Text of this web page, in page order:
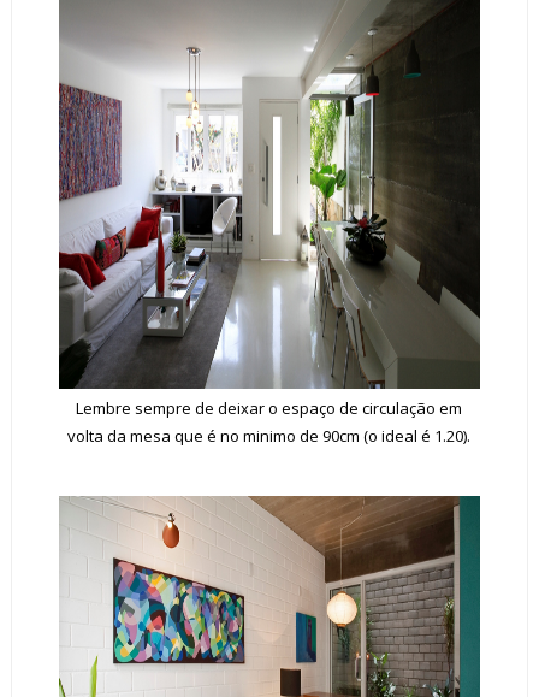
Lembre sempre de deixar o espaço de circulação em
volta da mesa que é no minimo de 90cm (o ideal é 1.20).